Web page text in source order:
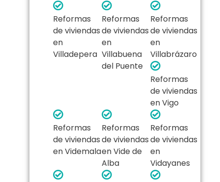
Reformas
de viviendas
en
Villadepera
Reformas
de viviendas
en
Villabuena
del Puente
Reformas
de viviendas
en
Villabrázaro
Reformas
de viviendas
en Vigo
Reformas
de viviendas
en Videmala
Reformas
de viviendas
en Vide de
Alba
Reformas
de viviendas
en
Vidayanes